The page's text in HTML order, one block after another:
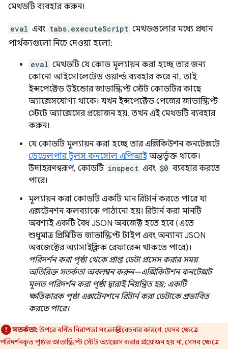
মেথডটি ব্যবহার করুন।
eval এবং tabs.executeScript মেথডগুলোর মধ্যে প্রধান
পার্থক্যগুলো নিচে দেওয়া হলো:
eval মেথডটি যে কোড মূল্যায়ন করা হচ্ছে তার জন্য
কোনো আইসোলেটেড ওয়ার্ল্ড ব্যবহার করে না, তাই
ইন্সপেক্টেড উইন্ডোর জাভাস্ক্রিপ্ট স্টেট কোডটির কাছে
অ্যাক্সেসযোগ্য থাকে। যখন ইন্সপেক্টেড পেজের জাভাস্ক্রিপ্ট
স্টেটে অ্যাক্সেসের প্রয়োজন হয়, তখন এই মেথডটি ব্যবহার
করুন।
যে কোডটি মূল্যায়ন করা হচ্ছে তার এক্সিকিউশন কনটেক্সটে
ডেভেলপার টুলস কনসোল এপিআইঅন্তর্ভুক্ত থাকে।
উদাহরণস্বরূপ, কোডটি inspect এবং $0 ব্যবহার করতে
পারে।
মূল্যায়ন করা কোডটি একটি মান রিটার্ন করতে পারে যা
এক্সটেনশন কলব্যাকে পাঠানো হয়। রিটার্ন করা মানটি
অবশ্যই একটি বৈধ JSON অবজেক্ট হতে হবে (এতে
শুধুমাত্র প্রিমিটিভ জাভাস্ক্রিপ্ট টাইপ এবং অন্যান্য JSON
অবজেক্টের অ্যাসাইক্লিক রেফারেন্স থাকতে পারে)।
পরিদর্শন করা পৃষ্ঠা থেকে প্রাপ্ত ডেটা প্রসেস করার সময়
অতিরিক্ত সতর্কতা অবলম্বন করুন—এক্সিকিউশন কনটেক্সট
মূলত পরিদর্শন করা পৃষ্ঠা দ্বারাই নিয়ন্ত্রিত হয়; একটি
ক্ষতিকারক পৃষ্ঠা এক্সটেনশনে রিটার্ন করা ডেটাকে প্রভাবিত
করতে পারে।
সতর্কতা:উপরে বর্ণিত নিরাপত্তা সংক্রান্ত বিবেচনার কারণে, যেসব ক্ষেত্রে
পরিদর্শনকৃত পৃষ্ঠার জাভাস্ক্রিপ্ট স্টেট অ্যাক্সেস করার প্রয়োজন হয় না, সেসব ক্ষেত্রে